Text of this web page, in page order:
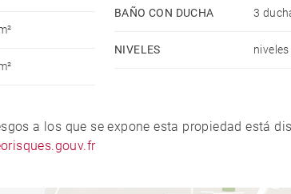
BAÑO CON DUCHA 3
NIVELES niveles
a los que se expone esta propiedad está